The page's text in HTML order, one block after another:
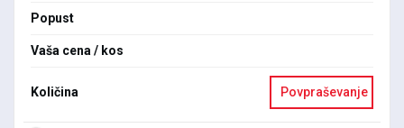
Popust
Vaša cena / kos
Količina Povpraševanje